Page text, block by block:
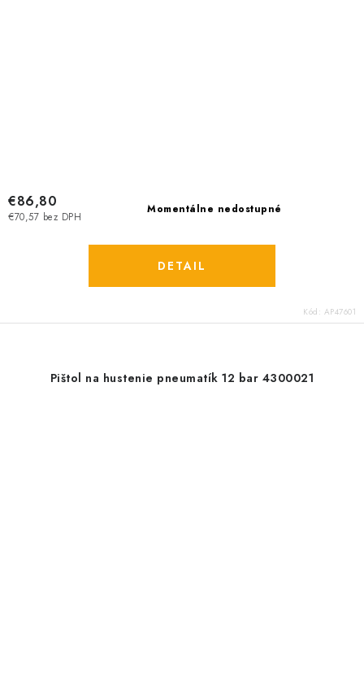
Momentálne nedostupné
€70,57 bez DPH
€86,80
DETAIL
Kód: AP47601
Pištol na hustenie pneumatík 12 bar 4300021